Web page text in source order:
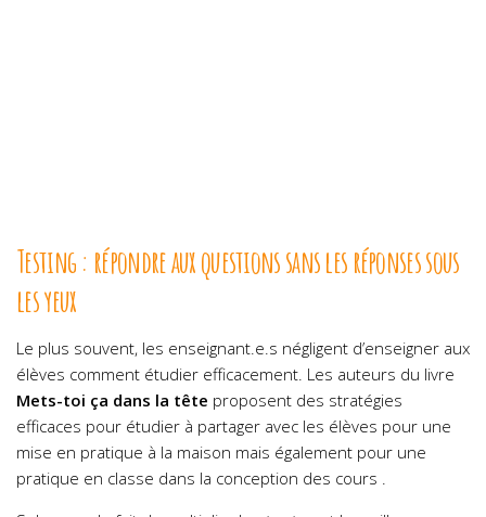
Testing : répondre aux questions sans les réponses sous
les yeux
Le plus souvent, les enseignant.e.s négligent d’enseigner aux
élèves comment étudier efficacement. Les auteurs du livre
Mets-toi ça dans la tête proposent des stratégies
efficaces pour étudier à partager avec les élèves pour une
mise en pratique à la maison mais également pour une
pratique en classe dans la conception des cours .